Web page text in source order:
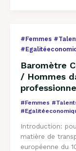
#Femmes
Baromètre
/ Hommes
#Femmes
Introduction:
matière de
européenne du
Baromètre
CGE
–
Egalité
Femmes
/
Hommes
l’insertion
professionnelle